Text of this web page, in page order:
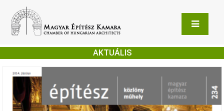
AKTUÁLIS